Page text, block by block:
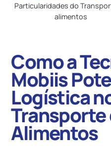
Particularidades do
alimentos
Como a
Mobiis
Logística
Transporte
Alimentos